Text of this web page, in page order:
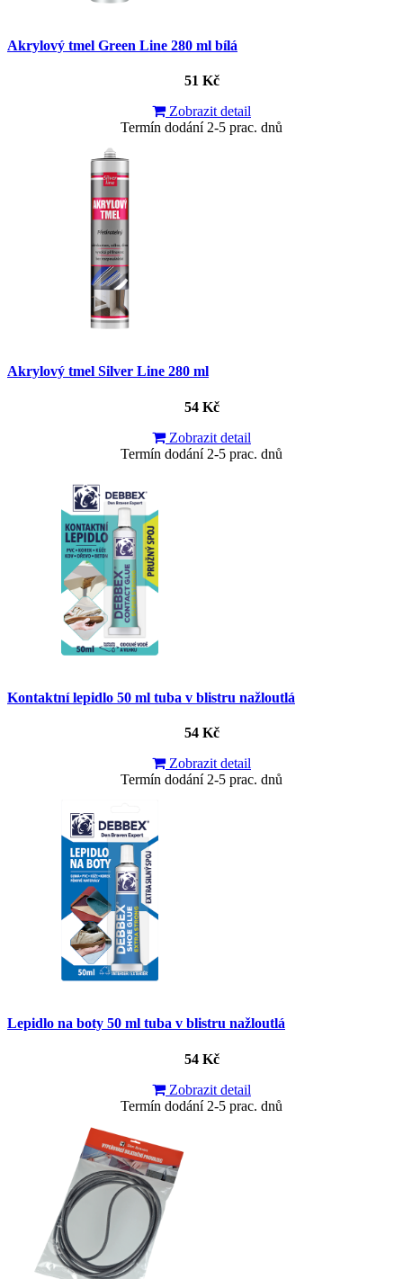
Akrylový tmel Green Line 280 ml bílá
51 Kč
Zobrazit detail
Termín dodání 2-5 prac. dnů
Akrylový tmel Silver Line 280 ml
54 Kč
Zobrazit detail
Termín dodání 2-5 prac. dnů
Kontaktní lepidlo 50 ml tuba v blistru nažloutlá
54 Kč
Zobrazit detail
Termín dodání 2-5 prac. dnů
Lepidlo na boty 50 ml tuba v blistru nažloutlá
54 Kč
Zobrazit detail
Termín dodání 2-5 prac. dnů